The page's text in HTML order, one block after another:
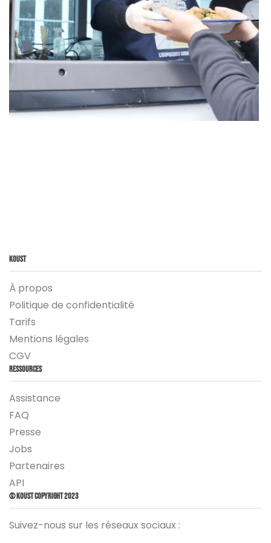
Koust
À propos
Politique de confidentialité
Tarifs
Mentions légales
CGV
Ressources
Assistance
FAQ
Presse
Jobs
Partenaires
API
© Koust Copyright 2023
Suivez-nous sur les réseaux sociaux :